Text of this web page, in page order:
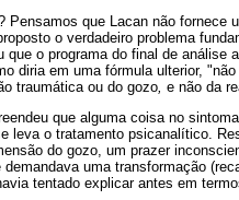
Pensamos que Lacan não fornece
o verdadeiro problema
que o programa do final de
diria em uma fórmula ulterior,
traumática ou do gozo e não da
que alguma coisa no
leva o tratamento psicanalítico.
do gozo, um prazer
demandava uma transformação
tentado explicar antes em